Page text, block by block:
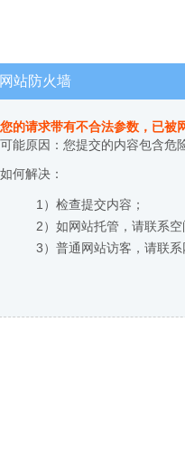
网站防火墙
您的请求带有不合法参数，已被
可能原因：您提交的内容包含危
如何解决：
1）检查提交内容；
2）如网站托管，请联系空
3）普通网站访客，请联系